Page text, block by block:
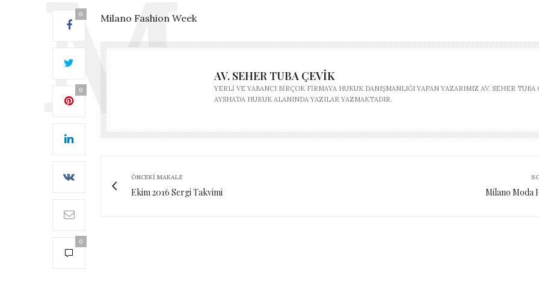
0
0
0
Milano Fashion Week
AV. SEHER TUBA ÇEVIK
YERLI VE YABANCI BIRÇOK FIRMAYA HUKUK DANIŞMANLIĞI YAPAN YAZARIMIZ AV. SEHER TUBA
AYSHA’DA HUKUK ALANINDA YAZILAR YAZMAKTADIR.
ÖNCEKI MAKALE
Ekim 2016 Sergi Takvimi Milano Moda